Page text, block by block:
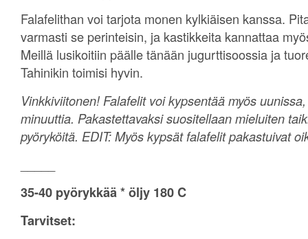
Falafelithan voi tarjota monen kylkiäisen kanssa.
varmasti se perinteisin, ja kastikkeita kannattaa
Meillä lusikoitiin päälle tänään jugurttisoossia ja
Tahinikin toimisi hyvin.
Vinkkiviitonen! Falafelit voi kypsentää myös
minuuttia. Pakastettavaksi suositellaan mieluiten
pyöryköitä. EDIT: Myös kypsät falafelit pakastuivat
35-40 pyörykkää * öljy 180 C
Tarvitset: